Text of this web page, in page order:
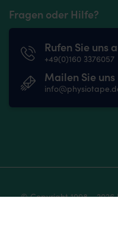
Fragen oder Hilfe?
Rufen Sie uns
+49(0)160 3376057
Mailen Sie uns
© Copyright 1998 - 2026